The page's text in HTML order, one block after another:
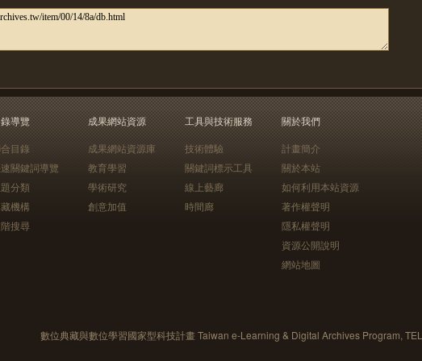
導覽
目錄
關鍵詞導覽
分類
機構
搜尋
成果網站資源
成果網站資源庫
教育學習
學術研究
創意加值
工具與技術服務
技術體驗
關鍵詞標示工具
線上藝廊
時間廊
關於我們
計畫簡介
關於本站
如何利用本站資源
著作權聲明
隱私權聲明
資源公開說明
網站地圖
數位典藏與數位學習國家型科技計畫 Taiwan e-Learning & Digital Archives Program,